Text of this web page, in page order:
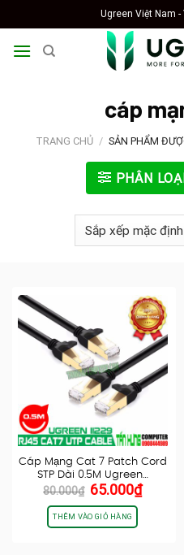
to
content
Ugreen Việt Nam
cáp
TRANG CHỦ / SẢN PHẨM
PHÂN
Cáp Mạng Cat 7 Patch Cord
STP Dài 0.5M Ugreen…
80.000₫ Giá
gốc
là:
80.000₫.
65.000₫Giá
THÊM VÀO GIỎ HÀNG